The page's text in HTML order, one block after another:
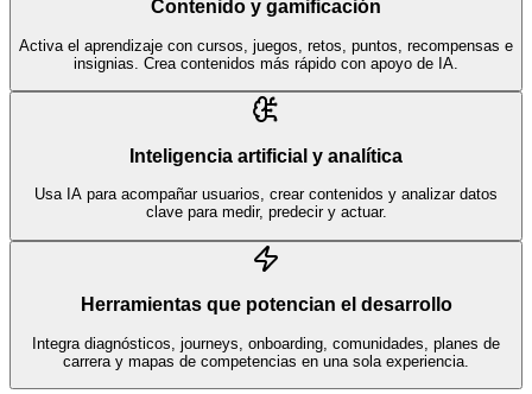
Contenido y gamificación
Activa el aprendizaje con cursos, juegos, retos, puntos, recompensas e
insignias. Crea contenidos más rápido con apoyo de IA.
Inteligencia artificial y analítica
Usa IA para acompañar usuarios, crear contenidos y analizar datos
clave para medir, predecir y actuar.
Herramientas que potencian el desarrollo
Integra diagnósticos, journeys, onboarding, comunidades, planes de
carrera y mapas de competencias en una sola experiencia.